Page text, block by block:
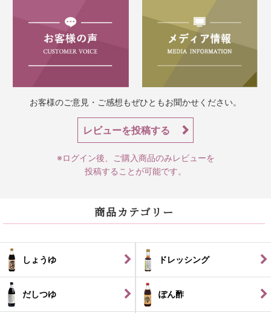
お客様のご意見・ご感想もぜひともお聞かせください。
レビューを投稿する
※ログイン後、ご購入商品のみレビューを
投稿することが可能です。
商品カテゴリー
しょうゆ ドレッシング
だしつゆ ぽん酢